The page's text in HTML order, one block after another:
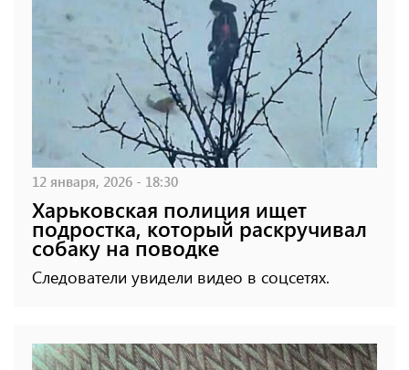
12 января, 2026 - 18:30
Харьковская полиция ищет
подростка, который раскручивал
собаку на поводке
Следователи увидели видео в соцсетях.